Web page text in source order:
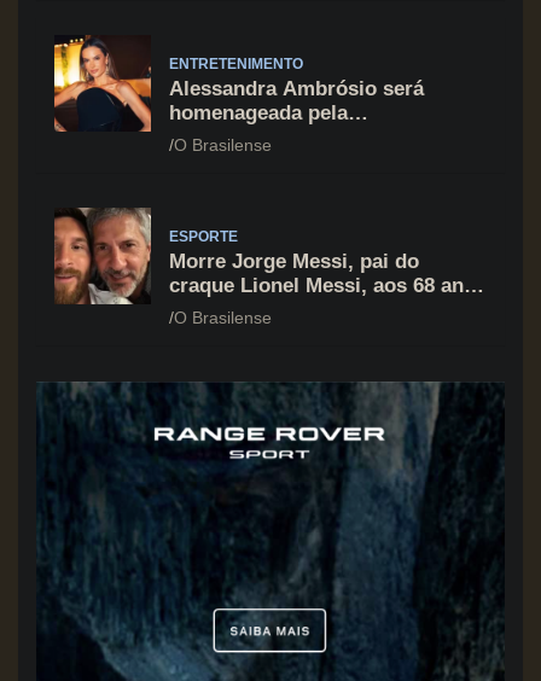
ENTRETENIMENTO
Alessandra Ambrósio será
homenageada pela
BrazilFoundation no New York
O Brasilense
ESPORTE
Morre Jorge Messi, pai do
craque Lionel Messi, aos 68 anos
na Argentina
O Brasilense